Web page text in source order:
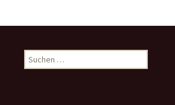
Suchen
nach: